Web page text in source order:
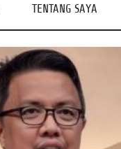
TENTANG SAYA